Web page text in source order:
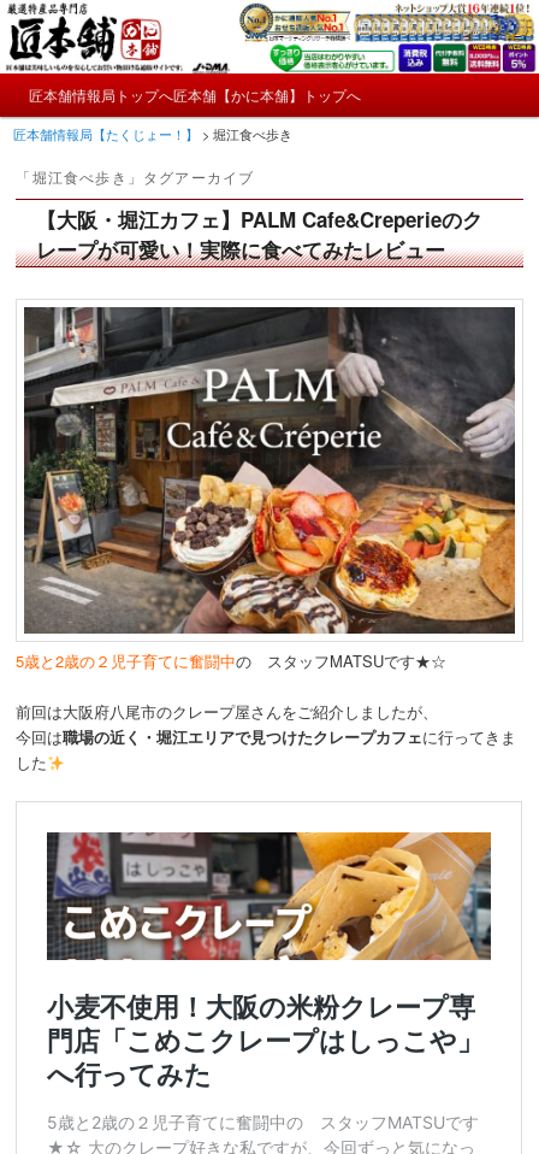
メ
イ
ン
ン
テ
サ
ブ
コ
テ
ン
匠本舗情報局【たくじょー！】
かにやおせちについてのおもしろ情報や興味深い記事をお届けします。
ン
メ
イ
ン
コ
テ
ン
ツ
へ
移
動
サ
ブ
コ
ン
ン
ツ
へ
移
動
匠本舗情報局トップへ匠本舗【かに本舗】トップへ
匠本舗情報局【たくじょー！】 >堀江食べ歩き
「堀江食べ歩き 」タグアーカイブ
【大阪・堀江カフェ】PALM Cafe&Creperieのク
レープが可愛い！実際に食べてみたレビュー
5歳と2歳の２児子育てに奮闘中の スタッフMATSUです★☆
前回は大阪府八尾市のクレープ屋さんをご紹介しましたが、
今回は職場の近く・堀江エリアで見つけたクレープカフェに行ってきま
した